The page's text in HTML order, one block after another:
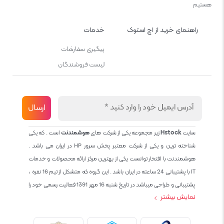
هستیم
راهنمای خرید از اچ استوک خدمات
پیگیری سفارشات
لیست فروشندگان
سایتHstockزیر مجموعه یکی از شرکت هایهوشمندنتاست . که یکی
شناخته ترین و یکی از شرکت معتبر پخش سرور HP در ایران می باشد .
هوشمندنت با افتخار توانست یکی از بهترین مرکز ارائه محصولات و خدمات
IT با پشتیبانی 24 ساعته در ایران باشد . این گروه که متشکل از تیم 16 نفره ،
پشتیبانی و طراحی میباشد در تاریخ شنبه 16 مهر 1391 فعالیت رسمی خود را
نمایش بیشتر